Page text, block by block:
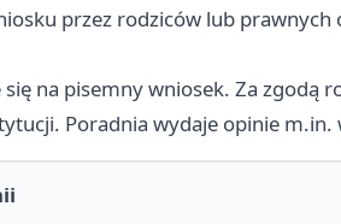
przez rodziców lub prawnych
się na pisemny wniosek. Za zgodą
Poradnia wydaje opinie m.in.